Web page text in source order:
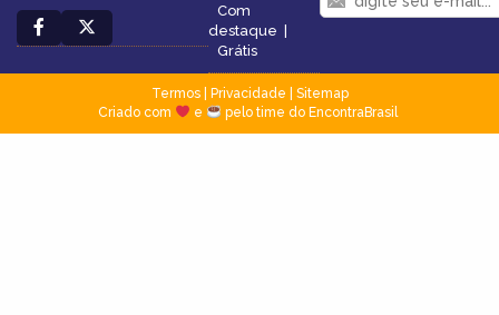
Com
destaque |
Grátis
Termos| Privacidade
Sitemap
Criado com
e pelo time do EncontraBrasil